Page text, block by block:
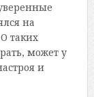
на
таких
может у
и